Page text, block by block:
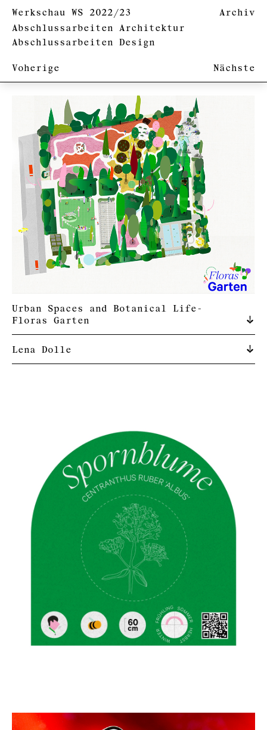
Werkschau WS 2022/23
Abschlussarbeiten Architektur
Abschlussarbeiten Design
Archiv
Voherige Nächste
Urban Spaces and Botanical Life-
Floras Garten
Lena Dolle